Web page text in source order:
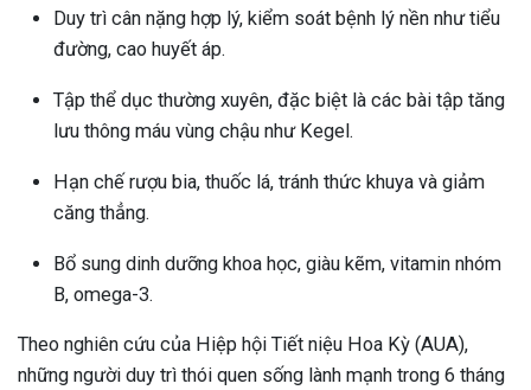
Duy trì cân nặng hợp lý, kiểm soát bệnh lý nền như tiểu
đường, cao huyết áp.
Tập thể dục thường xuyên, đặc biệt là các bài tập tăng
lưu thông máu vùng chậu như Kegel.
Hạn chế rượu bia, thuốc lá, tránh thức khuya và giảm
căng thẳng.
Bổ sung dinh dưỡng khoa học, giàu kẽm, vitamin nhóm
B, omega-3.
Theo nghiên cứu của Hiệp hội Tiết niệu Hoa Kỳ (AUA),
những người duy trì thói quen sống lành mạnh trong 6 tháng